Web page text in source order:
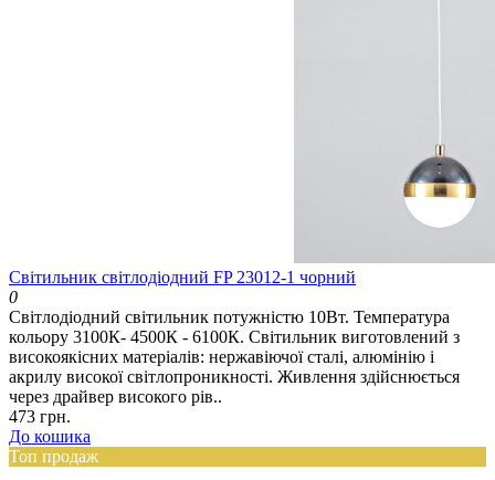
Світильник світлодіодний FP 23012-1 чорний
0
Світлодіодний світильник потужністю 10Вт. Температура
кольору 3100К- 4500К - 6100К. Світильник виготовлений з
високоякісних матеріалів: нержавіючої сталі, алюмінію і
акрилу високої світлопроникності. Живлення здійснюється
через драйвер високого рів..
473 грн.
До кошика
Топ продаж